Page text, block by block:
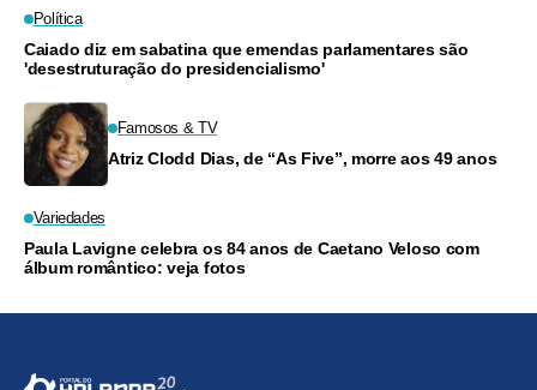
Política
Caiado diz em sabatina que emendas parlamentares são
'desestruturação do presidencialismo'
Famosos & TV
Atriz Clodd Dias, de “As Five”, morre aos 49 anos
Variedades
Paula Lavigne celebra os 84 anos de Caetano Veloso com
álbum romântico: veja fotos